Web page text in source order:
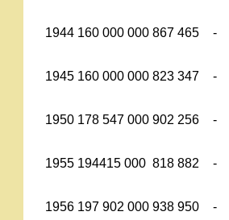
1944 160 000 000 867 465 -
1945 160 000 000 823 347 -
1950 178 547 000 902 256 -
1955 194415 000 818 882 -
1956 197 902 000 938 950 -